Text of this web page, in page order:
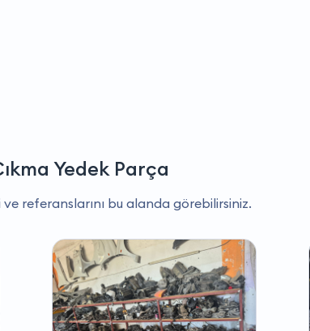
Yedek Parça
ve referanslarını bu alanda görebilirsiniz.